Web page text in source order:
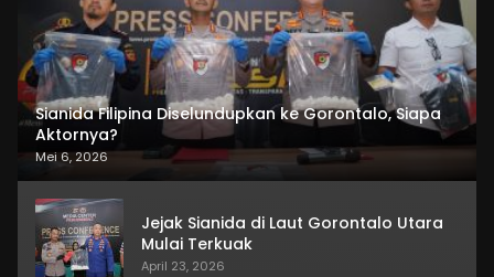
Sianida Filipina Diselundupkan ke Gorontalo, Siapa
Aktornya?
Mei 6, 2026
Jejak Sianida di Laut Gorontalo Utara
Mulai Terkuak
April 23, 2026